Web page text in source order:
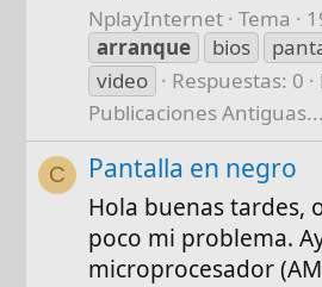
NplayInternet Tema
arranque
bios
video
Respuestas: 0
Publicaciones
C Pantalla en negro
Hola buenas tardes,
poco mi problema.
microprocesador